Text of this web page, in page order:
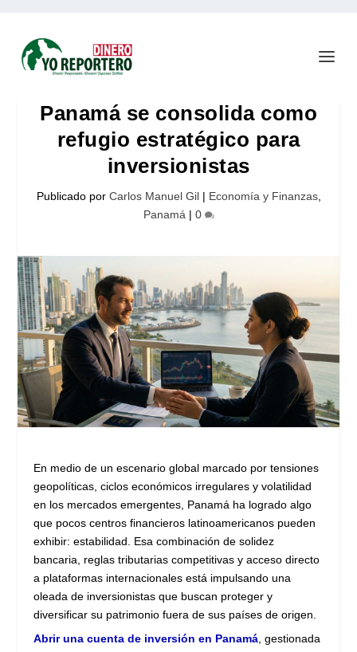
Panamá se consolida como
refugio estratégico para
inversionistas
Publicado por Carlos Manuel Gil| Economía y Finanzas,
Panamá | 0
En medio de un escenario global marcado por tensiones
geopolíticas, ciclos económicos irregulares y volatilidad
en los mercados emergentes, Panamá ha logrado algo
que pocos centros financieros latinoamericanos pueden
exhibir: estabilidad. Esa combinación de solidez
bancaria, reglas tributarias competitivas y acceso directo
a plataformas internacionales está impulsando una
oleada de inversionistas que buscan proteger y
diversificar su patrimonio fuera de sus países de origen.
Abrir una cuenta de inversión en Panamá , gestionada